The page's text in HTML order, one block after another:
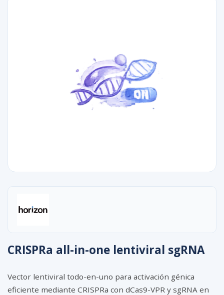
CRISPRa all-in-one lentiviral sgRNA
Vector lentiviral todo-en-uno para activación génica
eficiente mediante CRISPRa con dCas9-VPR y sgRNA en